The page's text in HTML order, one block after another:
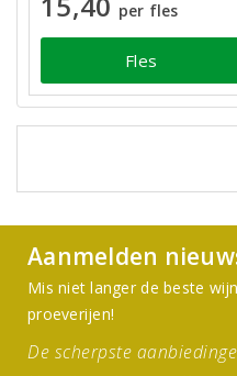
per fles
Fles
Aanmelden
Mis niet langer de beste
proeverijen!
De scherpste